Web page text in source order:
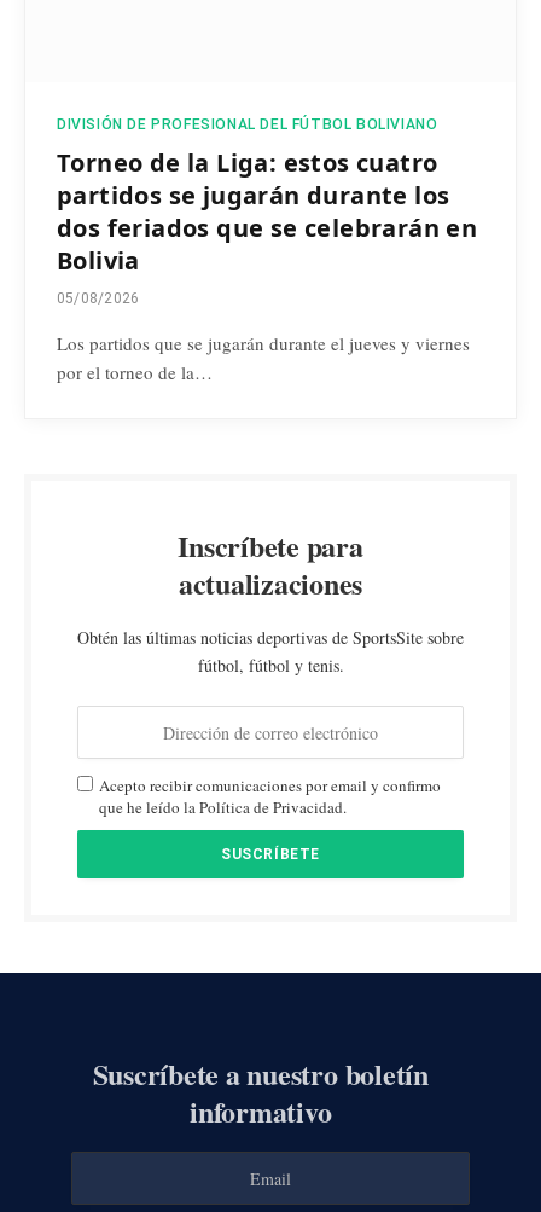
DIVISIÓN DE PROFESIONAL DEL FÚTBOL BOLIVIANO
Torneo de la Liga: estos cuatro
partidos se jugarán durante los
dos feriados que se celebrarán en
Bolivia
05/08/2026
Los partidos que se jugarán durante el jueves y viernes
por el torneo de la…
Inscríbete para
actualizaciones
Obtén las últimas noticias deportivas de SportsSite sobre
fútbol, fútbol y tenis.
Acepto recibir comunicaciones por email y confirmo
que he leído la Política de Privacidad.
Suscríbete a nuestro boletín
informativo